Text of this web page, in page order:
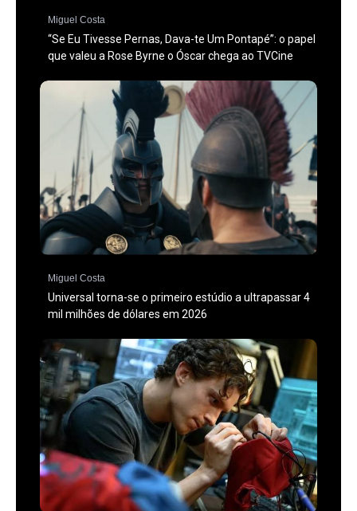
Miguel Costa
“Se Eu Tivesse Pernas, Dava-te Um Pontapé”: o papel
que valeu a Rose Byrne o Óscar chega ao TVCine
Miguel Costa
Universal torna-se o primeiro estúdio a ultrapassar 4
mil milhões de dólares em 2026